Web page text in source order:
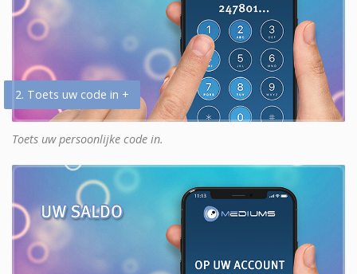
2. Toets uw code in +
Toets uw persoonlijke code in.